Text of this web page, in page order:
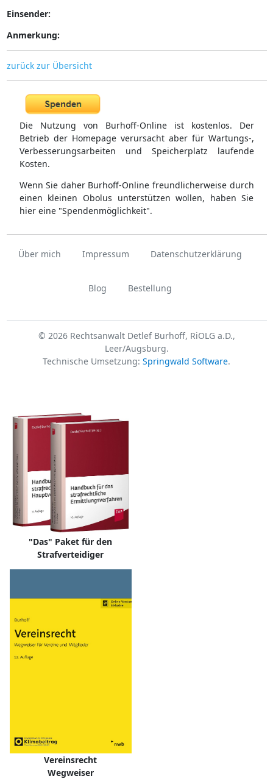
Einsender:
Anmerkung:
zurück zur Übersicht
Die Nutzung von Burhoff-Online ist kostenlos. Der
Betrieb der Homepage verursacht aber für Wartungs-,
Verbesserungsarbeiten und Speicherplatz laufende
Kosten.
Wenn Sie daher Burhoff-Online freundlicherweise durch
einen kleinen Obolus unterstützen wollen, haben Sie
hier eine "Spendenmöglichkeit".
Über mich Impressum Datenschutzerklärung
Blog Bestellung
© 2026 Rechtsanwalt Detlef Burhoff, RiOLG a.D.,
Leer/Augsburg.
Technische Umsetzung: Springwald Software.
"Das" Paket für den
Strafverteidiger
Vereinsrecht
Wegweiser